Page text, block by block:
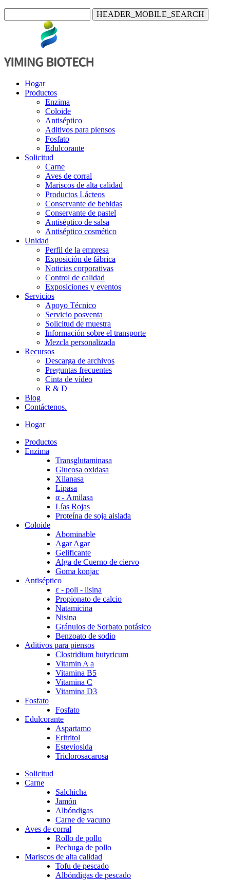
HEADER_MOBILE_SEARCH
Hogar
Productos
Enzima
Coloide
Antiséptico
Aditivos para piensos
Fosfato
Edulcorante
Solicitud
Carne
Aves de corral
Mariscos de alta calidad
Productos Lácteos
Conservante de bebidas
Conservante de pastel
Antiséptico de salsa
Antiséptico cosmético
Unidad
Perfil de la empresa
Exposición de fábrica
Noticias corporativas
Control de calidad
Exposiciones y eventos
Servicios
Apoyo Técnico
Servicio posventa
Solicitud de muestra
Información sobre el transporte
Mezcla personalizada
Recursos
Descarga de archivos
Preguntas frecuentes
Cinta de vídeo
R & D
Blog
Contáctenos.
Hogar
Productos
Enzima
Transglutaminasa
Glucosa oxidasa
Xilanasa
Lipasa
α - Amilasa
Lías Rojas
Proteína de soja aislada
Coloide
Abominable
Agar Agar
Gelificante
Alga de Cuerno de ciervo
Goma konjac
Antiséptico
ε - poli - lisina
Propionato de calcio
Natamicina
Nisina
Gránulos de Sorbato potásico
Benzoato de sodio
Aditivos para piensos
Clostridium butyricum
Vitamin A a
Vitamina B5
Vitamina C
Vitamina D3
Fosfato
Fosfato
Edulcorante
Aspartamo
Eritritol
Esteviosida
Triclorosacarosa
Solicitud
Carne
Salchicha
Jamón
Albóndigas
Carne de vacuno
Aves de corral
Rollo de pollo
Pechuga de pollo
Mariscos de alta calidad
Tofu de pescado
Albóndigas de pescado